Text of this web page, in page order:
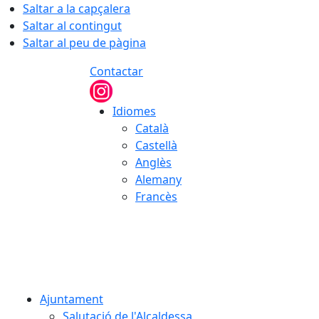
Saltar a la capçalera
Saltar al contingut
Saltar al peu de pàgina
Contactar
Idiomes
Català
Castellà
Anglès
Alemany
Francès
Ajuntament